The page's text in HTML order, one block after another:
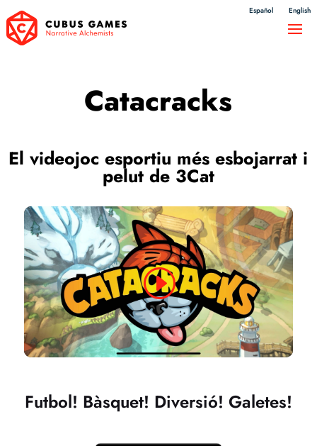
Español English
Catacracks
El videojoc esportiu més esbojarrat i
pelut de 3Cat
Futbol! Bàsquet! Diversió! Galetes!